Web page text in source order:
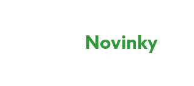
Novinky